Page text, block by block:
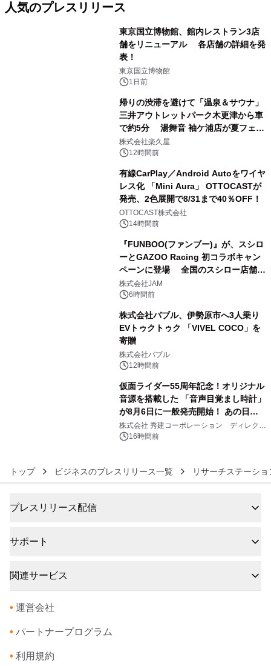
人気のプレスリリース
東京国立博物館、館内レストラン3店
舗をリニューアル 各店舗の詳細を発
表！
東京国立博物館
1日前
帰りの渋滞を避けて「温泉＆サウナ」
三井アウトレットパーク木更津から車
で約5分 湯舞音 袖ケ浦店が夏フェア
メニューを提供
株式会社楽久屋
12時間前
有線CarPlay／Android Autoをワイヤ
レス化 「Mini Aura」 OTTOCASTが
発売、2色展開で8/31まで40％OFF！
OTTOCAST株式会社
14時間前
『FUNBOO(ファンブー)』が、スシロ
ーとGAZOO Racing 初コラボキャン
ペーンに登場 全国のスシロー店舗で
GR 4車種の FUNBOO(ミニカー)付き
メニューが展開されます
株式会社JAM
6時間前
株式会社バブル、伊勢原市へ3人乗り
EVトゥクトゥク 「VIVEL COCO」を
寄贈
株式会社バブル
12時間前
仮面ライダー55周年記念！オリジナル
音源を搭載した 「音声目覚まし時計」
が8月6日に一般発売開始！ あの日の
大興奮が今甦る
株式会社 秀建コーポレーション ディレクト
アートギャラリー
16時間前
トップ ビジネスのプレスリリース一覧 リサーチステーシ
プレスリリース配信
サポート
関連サービス
• 運営会社
• パートナープログラム
• 利用規約